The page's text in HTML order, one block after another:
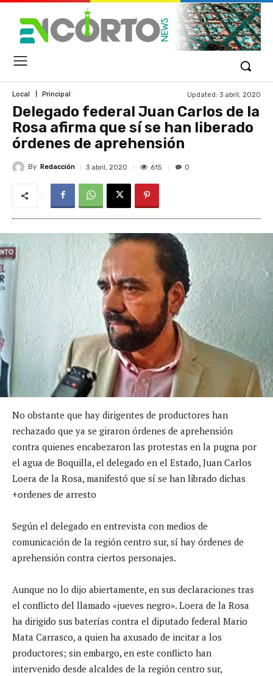
Local Principal Updated: 3 abril, 2020
Delegado federal Juan Carlos de la
Rosa afirma que sí se han liberado
órdenes de aprehensión
By Redacción 3 abril, 2020 615 0
No obstante que hay dirigentes de productores han
rechazado que ya se giraron órdenes de aprehensión
contra quienes encabezaron las protestas en la pugna por
el agua de Boquilla, el delegado en el Estado, Juan Carlos
Loera de la Rosa, manifestó que sí se han librado dichas
+ordenes de arresto
Según el delegado en entrevista con medios de
comunicación de la región centro sur, sí hay órdenes de
aprehensión contra ciertos personajes.
Aunque no lo dijo abiertamente, en sus declaraciones tras
el conflicto del llamado «jueves negro». Loera de la Rosa
ha dirigido sus baterías contra el diputado federal Mario
Mata Carrasco, a quien ha axusado de incitar a los
productores; sin embargo, en este conflicto han
intervenido desde alcaldes de la región centro sur,